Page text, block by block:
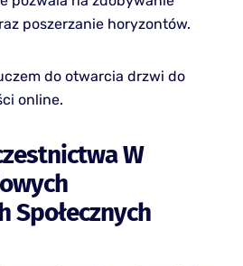
poszerzanie horyzontów.
do otwarcia drzwi do
online.
W
Społecznych